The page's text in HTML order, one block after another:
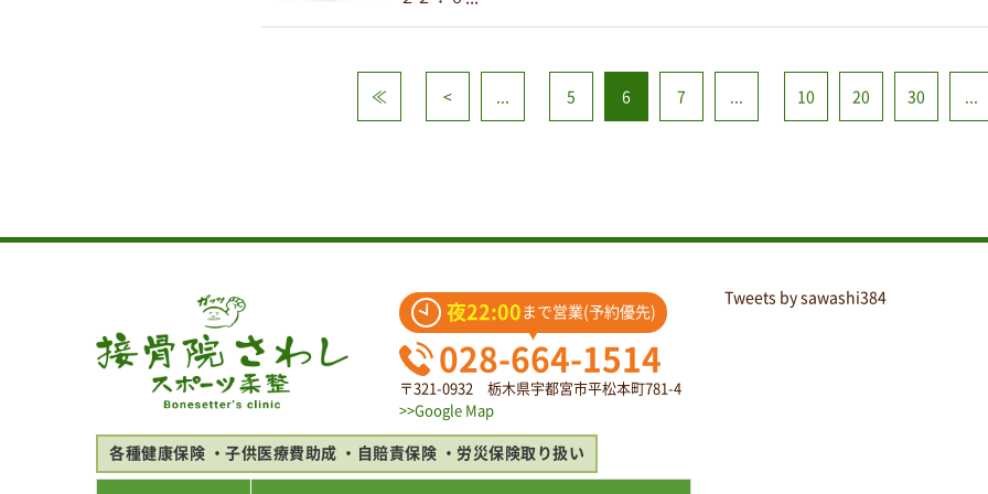
≪ < 5 6 7 10 20 30
夜22:00 まで営業(予約優先)
028-664-1514
〒321-0932 栃木県宇都宮市平松本町781-4
>>Google Map
各種健康保険 子供医療費助成 自賠責保険 労災保険取り扱い
Tweets by sawashi384